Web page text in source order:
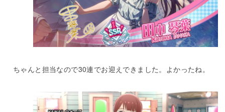
ちゃんと担当なので30連でお迎えできました。よかったね。